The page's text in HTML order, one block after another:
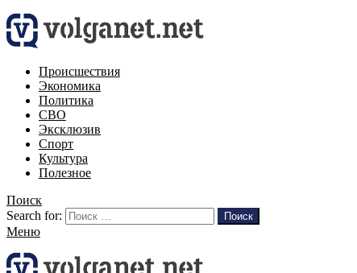
Происшествия
Экономика
Политика
СВО
Эксклюзив
Спорт
Культура
Полезное
Поиск
Search for:
Поиск
Меню